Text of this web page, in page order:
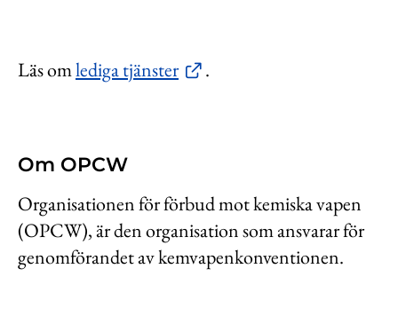
Läs omlediga tjänster .
Om OPCW
Organisationen för förbud mot kemiska vapen
(OPCW), är den organisation som ansvarar för
genomförandet av kemvapenkonventionen.